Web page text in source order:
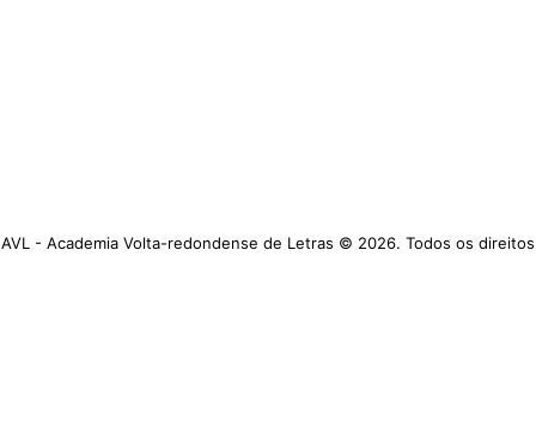
AVL - Academia Volta-redondense de Letras © 2026. Todos os direitos